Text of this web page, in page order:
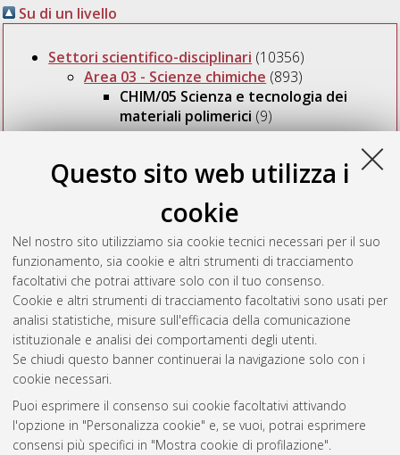
Questo sito web utilizza i
cookie
Nel nostro sito utilizziamo sia cookie tecnici necessari per il suo
funzionamento, sia cookie e altri strumenti di tracciamento
facoltativi che potrai attivare solo con il tuo consenso.
Cookie e altri strumenti di tracciamento facoltativi sono usati per
analisi statistiche, misure sull'efficacia della comunicazione
istituzionale e analisi dei comportamenti degli utenti.
Se chiudi questo banner continuerai la navigazione solo con i
cookie necessari.
Puoi esprimere il consenso sui cookie facoltativi attivando
l'opzione in "Personalizza cookie" e, se vuoi, potrai esprimere
consensi più specifici in "Mostra cookie di profilazione".
Su di un livello
Settori scientifico-disciplinari (10356)
Area 03 - Scienze chimiche (893)
CHIM/05 Scienza e tecnologia dei
materiali polimerici (9)
Seleziona una voce dall'elenco sottostante.
2014(2)
2013(1)
2010 (1)
2008(2)
2007(1)
Atom
Rss 1.0
Rss 2.0